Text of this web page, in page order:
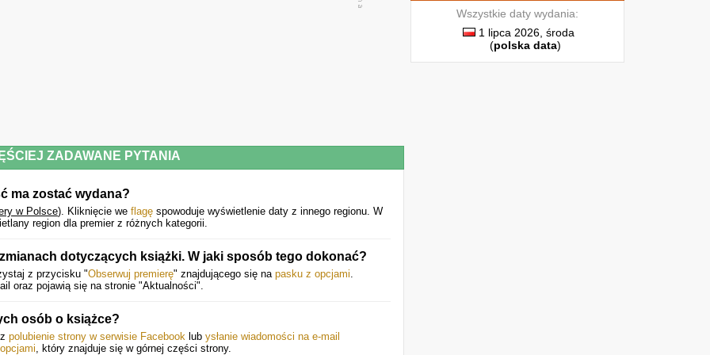
ZADAWANE PYTANIA
ma zostać wydana?
w Polsce). Kliknięcie we flagę spowoduje wyświetlenie daty z innego regionu. W
region dla premier z różnych kategorii.
dotyczących książki. W jaki sposób tego dokonać?
z przycisku "Obserwuj premierę" znajdującego się na pasku z opcjami.
oraz pojawią się na stronie "Aktualności".
osób o książce?
polubienie strony w serwisie Facebook lub ysłanie wiadomości na e-mail
, który znajduje się w górnej części strony.
Wszystkie daty wydania:
1 lipca 2026, środa
(polska data)